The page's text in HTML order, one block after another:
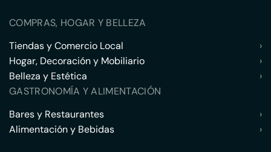
COMPRAS, HOGAR Y BELLEZA
Tiendas y Comercio Local
›
Hogar, Decoración y Mobiliario
›
Belleza y Estética
›
GASTRONOMÍA Y ALIMENTACIÓN
Bares y Restaurantes
›
Alimentación y Bebidas
›